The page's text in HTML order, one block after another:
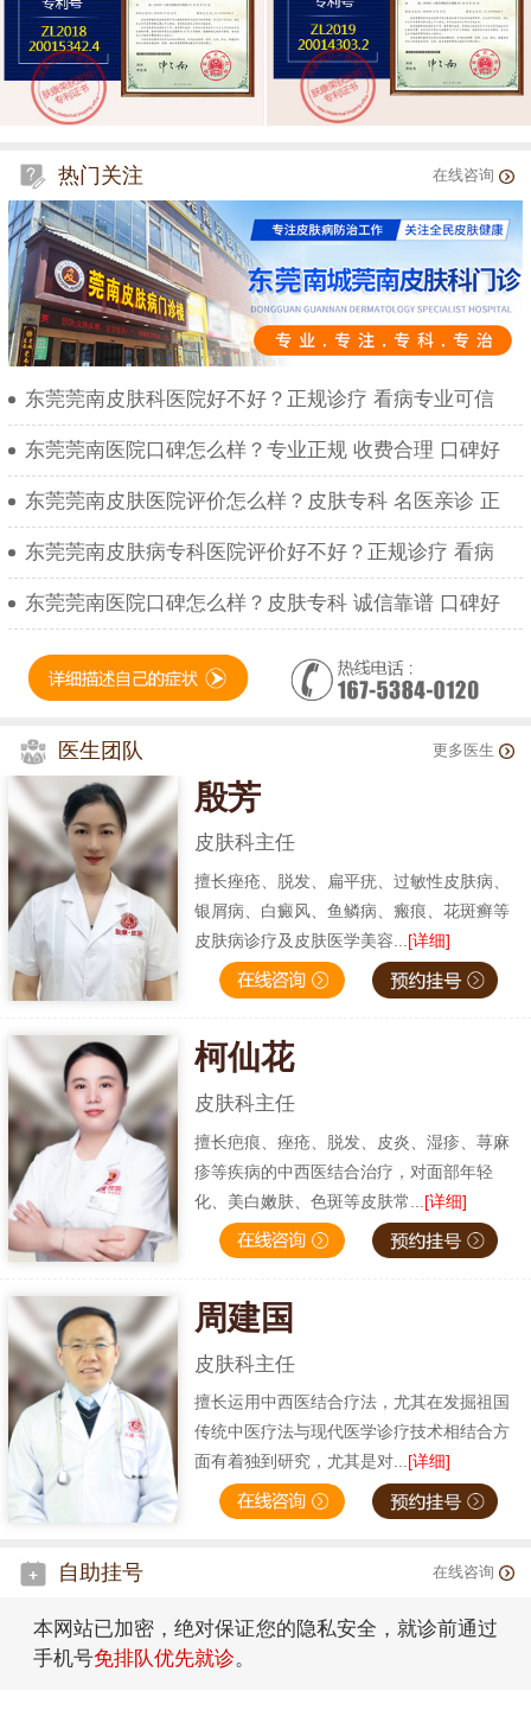
热门关注 在线咨询
东莞莞南皮肤科医院好不好？正规诊疗 看病专业可信
东莞莞南医院口碑怎么样？专业正规 收费合理 口碑好
东莞莞南皮肤医院评价怎么样？皮肤专科 名医亲诊 正
东莞莞南皮肤病专科医院评价好不好？正规诊疗 看病
东莞莞南医院口碑怎么样？皮肤专科 诚信靠谱 口碑好
医生团队 更多医生
殷芳
皮肤科主任
擅长痤疮、脱发、扁平疣、过敏性皮肤病、
银屑病、白癜风、鱼鳞病、瘢痕、花斑癣等
皮肤病诊疗及皮肤医学美容... [详细]
柯仙花
皮肤科主任
擅长疤痕、痤疮、脱发、皮炎、湿疹、荨麻
疹等疾病的中西医结合治疗，对面部年轻
化、美白嫩肤、色斑等皮肤常... [详细]
周建国
皮肤科主任
擅长运用中西医结合疗法，尤其在发掘祖国
传统中医疗法与现代医学诊疗技术相结合方
面有着独到研究，尤其是对...[详细]
自助挂号 在线咨询
本网站已加密，绝对保证您的隐私安全，就诊前通过
手机号免排队优先就诊。